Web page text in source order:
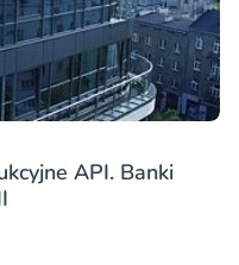
API. Banki